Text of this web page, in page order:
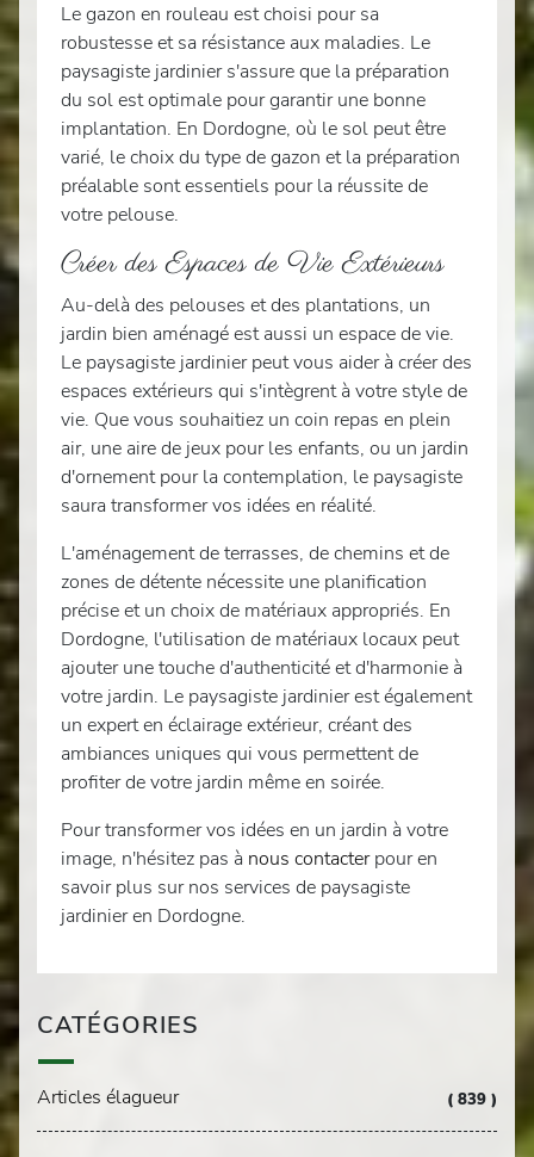
Le gazon en rouleau est choisi pour sa
robustesse et sa résistance aux maladies. Le
paysagiste jardinier s'assure que la préparation
du sol est optimale pour garantir une bonne
implantation. En Dordogne, où le sol peut être
varié, le choix du type de gazon et la préparation
préalable sont essentiels pour la réussite de
votre pelouse.
Créer des Espaces de Vie Extérieurs
Au-delà des pelouses et des plantations, un
jardin bien aménagé est aussi un espace de vie.
Le paysagiste jardinier peut vous aider à créer des
espaces extérieurs qui s'intègrent à votre style de
vie. Que vous souhaitiez un coin repas en plein
air, une aire de jeux pour les enfants, ou un jardin
d'ornement pour la contemplation, le paysagiste
saura transformer vos idées en réalité.
L'aménagement de terrasses, de chemins et de
zones de détente nécessite une planification
précise et un choix de matériaux appropriés. En
Dordogne, l'utilisation de matériaux locaux peut
ajouter une touche d'authenticité et d'harmonie à
votre jardin. Le paysagiste jardinier est également
un expert en éclairage extérieur, créant des
ambiances uniques qui vous permettent de
profiter de votre jardin même en soirée.
Pour transformer vos idées en un jardin à votre
image, n'hésitez pas à nous contacterpour en
savoir plus sur nos services de paysagiste
jardinier en Dordogne.
CATÉGORIES
Articles élagueur ( 839 )